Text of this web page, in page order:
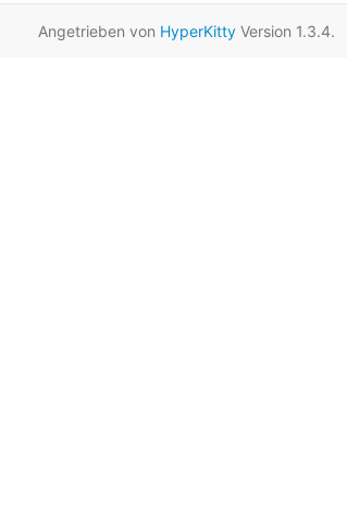
Angetrieben von HyperKittyVersion 1.3.4.